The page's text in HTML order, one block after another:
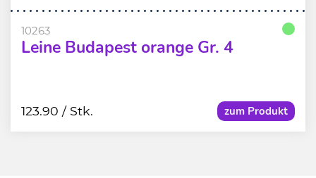
10263
Leine Budapest orange Gr. 4
zum Produkt
123.90 / Stk.